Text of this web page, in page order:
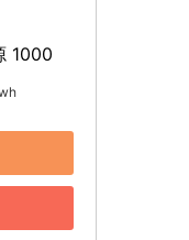
1000